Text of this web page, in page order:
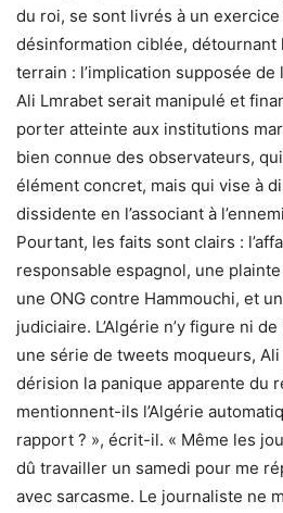
du roi, se sont livrés à un
désinformation ciblée, détournant
terrain : l’implication supposée de
Ali Lmrabet serait manipulé et
porter atteinte aux institutions
bien connue des observateurs,
élément concret, mais qui vise à
dissidente en l’associant à
Pourtant, les faits sont clairs :
responsable espagnol, une
une ONG contre Hammouchi, et
judiciaire. L’Algérie n’y figure ni
une série de tweets moqueurs,
dérision la panique apparente du
mentionnent-ils l’Algérie
rapport ? », écrit-il. « Même les
dû travailler un samedi pour me
avec sarcasme. Le journaliste ne